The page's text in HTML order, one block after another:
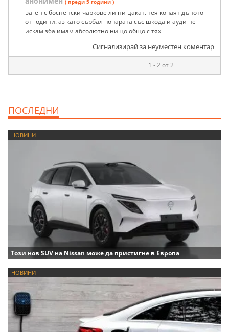
( преди 5 години )
ваген с босненски чаркове ли ни цакат. тея копаят дъното
от години. аз като сърбал попарата със шкода и ауди не
искам з6а имам абсолютно нищо общо с тях
Сигнализирай за неуместен коментар
1 - 2 от 2
ПОСЛЕДНИ
НОВИНИ
Този нов SUV на Nissan може да пристигне в Европа
НОВИНИ